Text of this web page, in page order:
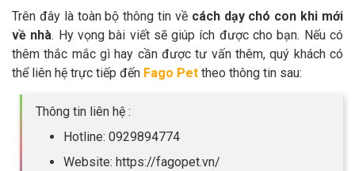
Trên đây là toàn bộ thông tin về cách dạy chó con khi mới
về nhà. Hy vọng bài viết sẽ giúp ích được cho bạn. Nếu có
thêm thắc mắc gì hay cần được tư vấn thêm, quý khách có
thể liên hệ trực tiếp đến Fago Pet theo thông tin sau:
Thông tin liên hệ :
Hotline: 0929894774
Website: https://fagopet.vn/